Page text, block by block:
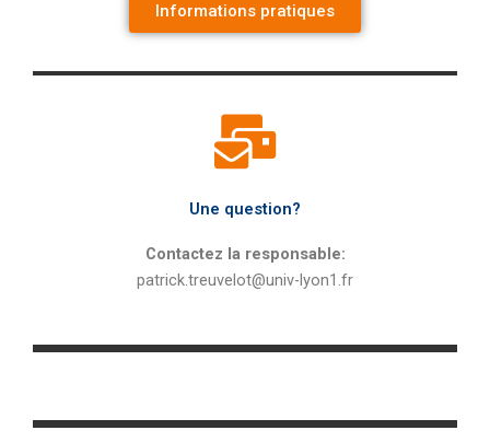
Informations pratiques
Une question?
Contactez la responsable:
patrick.treuvelot@univ-lyon1.fr